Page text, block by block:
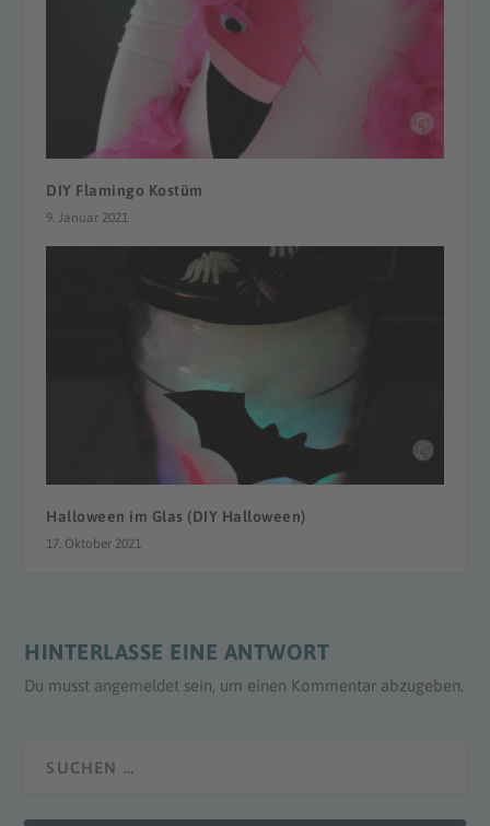
DIY Flamingo Kostüm
9. Januar 2021
Halloween im Glas (DIY Halloween)
17. Oktober 2021
HINTERLASSE EINE ANTWORT
Du musst angemeldet sein, um einen Kommentar abzugeben.